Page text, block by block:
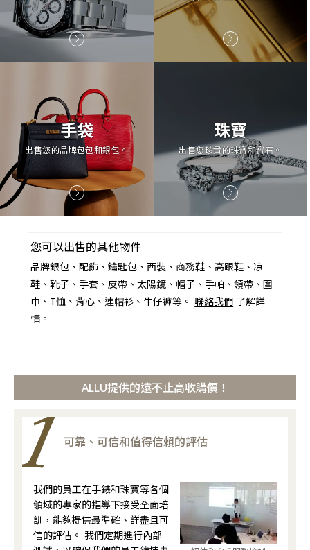
手袋
出售您的品牌包包和銀包。
珠寶
出售您珍貴的珠寶和寶石。
您可以出售的其他物件
品牌銀包、配飾、鑰匙包、西裝、商務鞋、高跟鞋、凉
鞋、靴子、手套、皮帶、太陽鏡、帽子、手帕、領帶、圍
巾、T恤、背心、連帽衫、牛仔褲等。聯絡我們 了解詳
情。
ALLU提供的遠不止高收購價！
可靠、可信和值得信賴的評估
我們的員工在手錶和珠寶等各個
領域的專家的指導下接受全面培
訓，能夠提供最準確、詳盡且可
信的評估。 我們定期進行內部